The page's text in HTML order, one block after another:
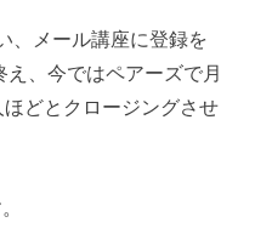
、メール講座に登録を
、今ではペアーズで月
どとクロージングさせ